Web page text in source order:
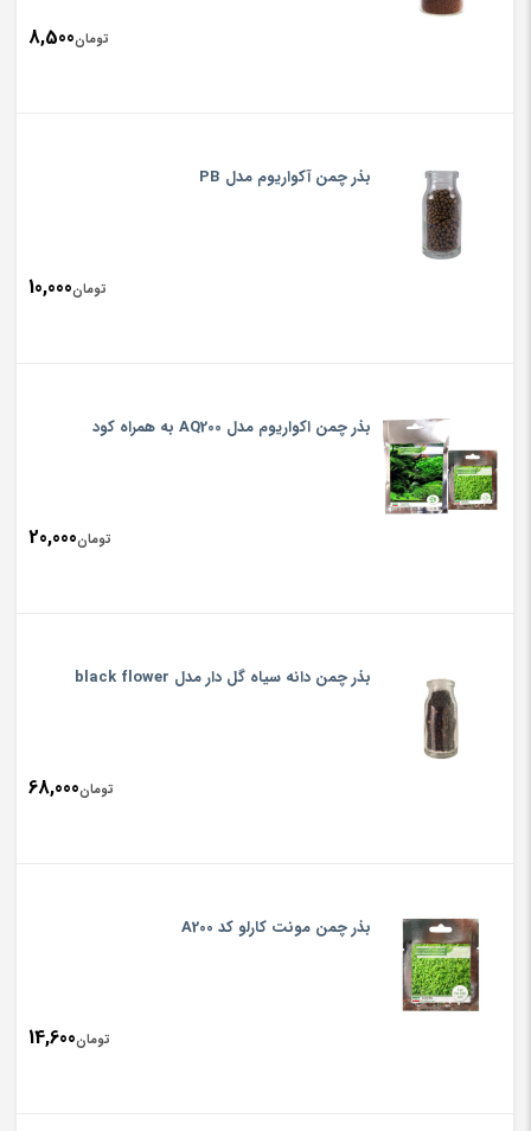
تومان8,500
بذر چمن آکواریوم مدل PB
تومان10,000
بذر چمن اکواریوم مدل AQ200 به همراه کود
تومان20,000
بذر چمن دانه سیاه گل دار مدل black flower
تومان68,000
بذر چمن مونت کارلو کد A200
تومان14,600